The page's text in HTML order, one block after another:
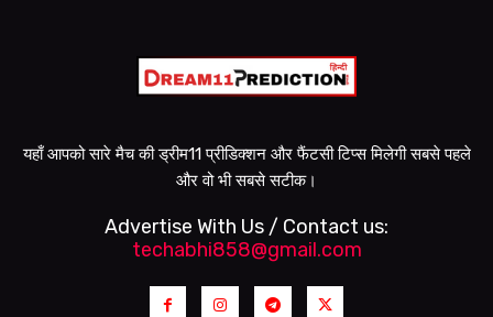
यहाँ आपको सारे मैच की ड्रीम11 प्रीडिक्शन और फैंटसी टिप्स मिलेगी सबसे पहले
और वो भी सबसे सटीक।
Advertise With Us / Contact us:
techabhi858@gmail.com